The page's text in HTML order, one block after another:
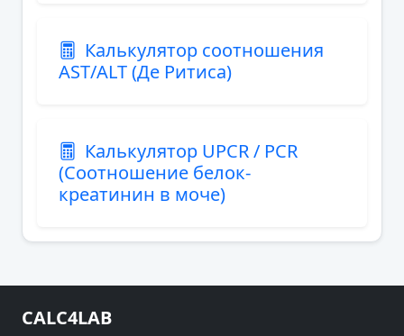
Калькулятор соотношения
AST/ALT (Де Ритиса)
Калькулятор UPCR / PCR
(Соотношение белок-
креатинин в моче)
CALC4LAB